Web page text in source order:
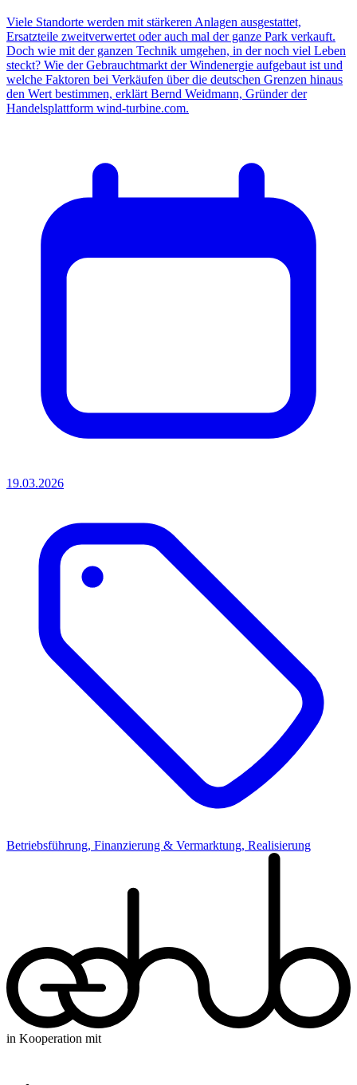
Viele Standorte werden mit stärkeren Anlagen ausgestattet,
Ersatzteile zweitverwertet oder auch mal der ganze Park verkauft.
Doch wie mit der ganzen Technik umgehen, in der noch viel Leben
steckt? Wie der Gebrauchtmarkt der Windenergie aufgebaut ist und
welche Faktoren bei Verkäufen über die deutschen Grenzen hinaus
den Wert bestimmen, erklärt Bernd Weidmann, Gründer der
Handelsplattform wind-turbine.com.
19.03.2026
Betriebsführung, Finanzierung & Vermarktung, Realisierung
in Kooperation mit